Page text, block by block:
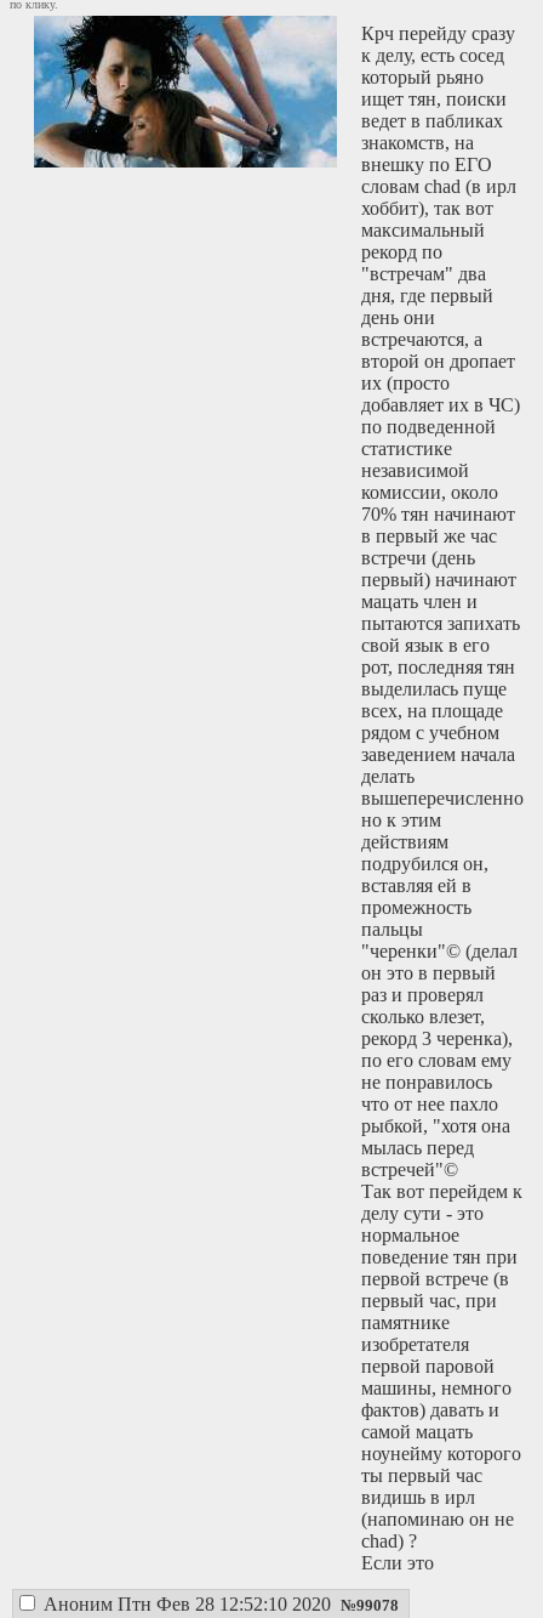
по клику.
Крч перейду сразу
к делу, есть сосед
который рьяно
ищет тян, поиски
ведет в пабликах
знакомств, на
внешку по ЕГО
словам chad (в ирл
хоббит), так вот
максимальный
рекорд по
"встречам" два
дня, где первый
день они
встречаются, а
второй он дропает
их (просто
добавляет их в ЧС)
по подведенной
статистике
независимой
комиссии, около
70% тян начинают
в первый же час
встречи (день
первый) начинают
мацать член и
пытаются запихать
свой язык в его
рот, последняя тян
выделилась пуще
всех, на площаде
рядом с учебном
заведением начала
делать
вышеперечисленное,
но к этим
действиям
подрубился он,
вставляя ей в
промежность
пальцы
"черенки"© (делал
он это в первый
раз и проверял
сколько влезет,
рекорд 3 черенка),
по его словам ему
не понравилось
что от нее пахло
рыбкой, "хотя она
мылась перед
встречей"©
Так вот перейдем к
делу сути - это
нормальное
поведение тян при
первой встрече (в
первый час, при
памятнике
изобретателя
первой паровой
машины, немного
фактов) давать и
самой мацать
ноунейму которого
ты первый час
видишь в ирл
(напоминаю он не
chad) ?
Если это
нормально, то все
в 21 веке такие, а
Аноним Птн Фев 28 12:52:10 2020 №99078